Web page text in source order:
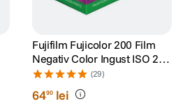
Fujifilm Fujicolor 200 Film
Negativ Color Ingust ISO 200
135-36
(29)
6490 lei